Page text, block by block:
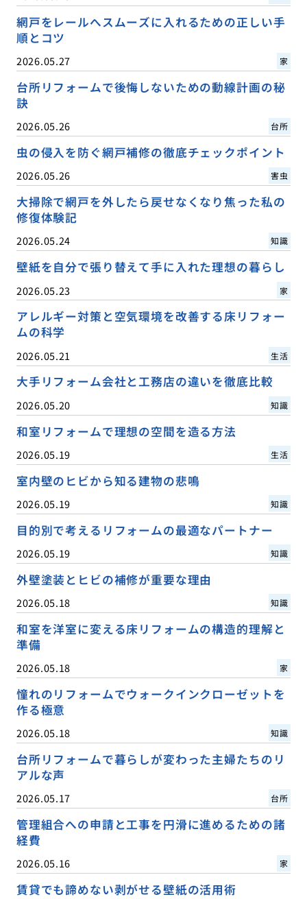
網戸をレールへスムーズに入れるための正しい手
順とコツ
2026.05.27 家
台所リフォームで後悔しないための動線計画の秘
訣
2026.05.26 台所
虫の侵入を防ぐ網戸補修の徹底チェックポイント
2026.05.26 害虫
大掃除で網戸を外したら戻せなくなり焦った私の
修復体験記
2026.05.24 知識
壁紙を自分で張り替えて手に入れた理想の暮らし
2026.05.23 家
アレルギー対策と空気環境を改善する床リフォー
ムの科学
2026.05.21 生活
大手リフォーム会社と工務店の違いを徹底比較
2026.05.20 知識
和室リフォームで理想の空間を造る方法
2026.05.19 生活
室内壁のヒビから知る建物の悲鳴
2026.05.19 知識
目的別で考えるリフォームの最適なパートナー
2026.05.19 知識
外壁塗装とヒビの補修が重要な理由
2026.05.18 知識
和室を洋室に変える床リフォームの構造的理解と
準備
2026.05.18 家
憧れのリフォームでウォークインクローゼットを
作る極意
2026.05.18 知識
台所リフォームで暮らしが変わった主婦たちのリ
アルな声
2026.05.17 台所
管理組合への申請と工事を円滑に進めるための諸
経費
2026.05.16 家
賃貸でも諦めない剥がせる壁紙の活用術